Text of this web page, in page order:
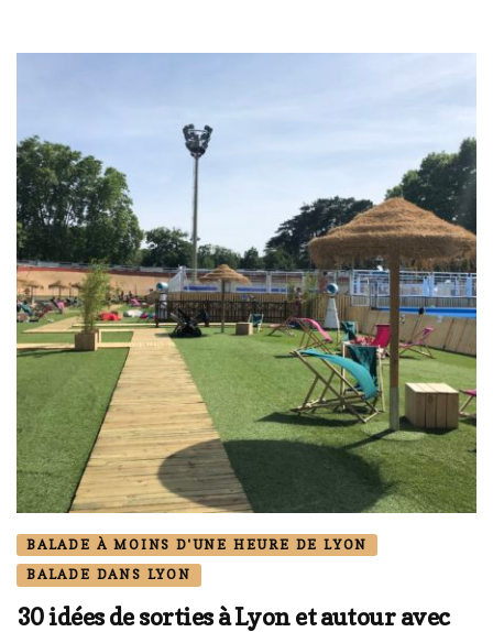
BALADE À MOINS D'UNE HEURE DE LYON
BALADE DANS LYON
30 idées de sorties à Lyon et autour avec